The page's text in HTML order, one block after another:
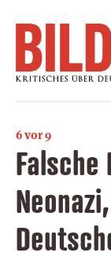
6 vor 9